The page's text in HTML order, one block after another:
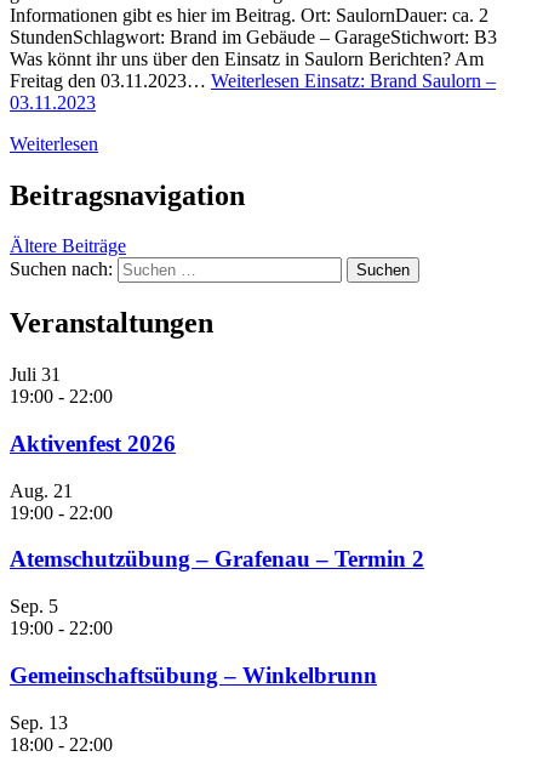
Informationen gibt es hier im Beitrag. Ort: SaulornDauer: ca. 2
StundenSchlagwort: Brand im Gebäude – GarageStichwort: B3
Was könnt ihr uns über den Einsatz in Saulorn Berichten? Am
Freitag den 03.11.2023… Weiterlesen Einsatz: Brand Saulorn –
03.11.2023
Weiterlesen
Beitragsnavigation
Ältere Beiträge
Suchen nach:
Veranstaltungen
Juli 31
19:00 - 22:00
Aktivenfest 2026
Aug. 21
19:00 - 22:00
Atemschutzübung – Grafenau – Termin 2
Sep. 5
19:00 - 22:00
Gemeinschaftsübung – Winkelbrunn
Sep. 13
18:00 - 22:00